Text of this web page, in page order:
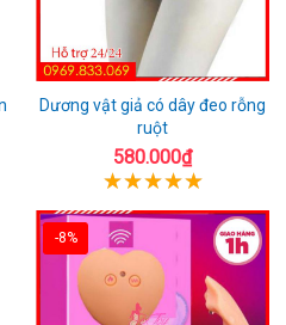
Dương vật giả có dây đeo rỗng
ruột
580.000₫
-8%